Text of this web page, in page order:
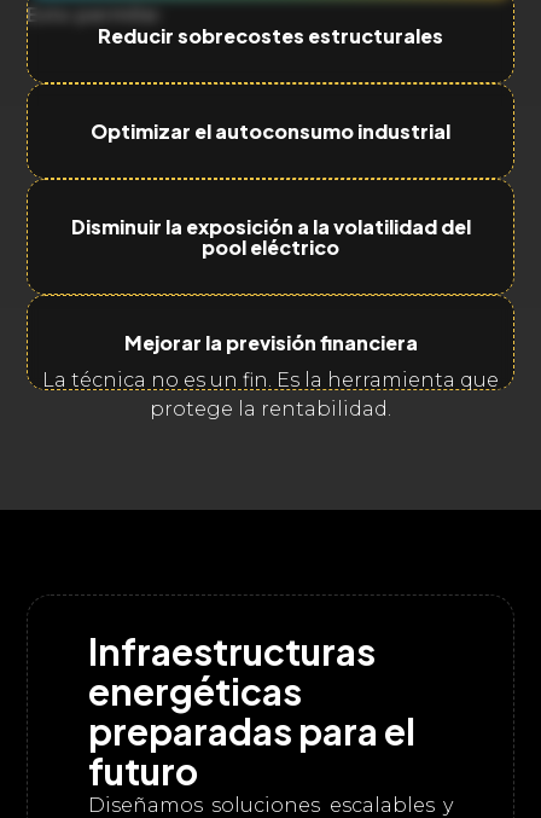
Esto permite:
Reducir sobrecostes estructurales
Optimizar el autoconsumo industrial
Disminuir la exposición a la volatilidad del
pool eléctrico
Mejorar la previsión financiera
La técnica no es un fin. Es la herramienta que
protege la rentabilidad.
Infraestructuras
energéticas
preparadas para el
futuro
Diseñamos soluciones escalables y